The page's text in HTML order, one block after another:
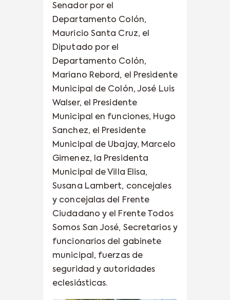
Senador por el
Departamento Colón,
Mauricio Santa Cruz, el
Diputado por el
Departamento Colón,
Mariano Rebord, el Presidente
Municipal de Colón, José Luis
Walser, el Presidente
Municipal en funciones, Hugo
Sanchez, el Presidente
Municipal de Ubajay, Marcelo
Gimenez, la Presidenta
Municipal de Villa Elisa,
Susana Lambert, concejales
y concejalas del Frente
Ciudadano y el Frente Todos
Somos San José, Secretarios y
funcionarios del gabinete
municipal, fuerzas de
seguridad y autoridades
eclesiásticas.